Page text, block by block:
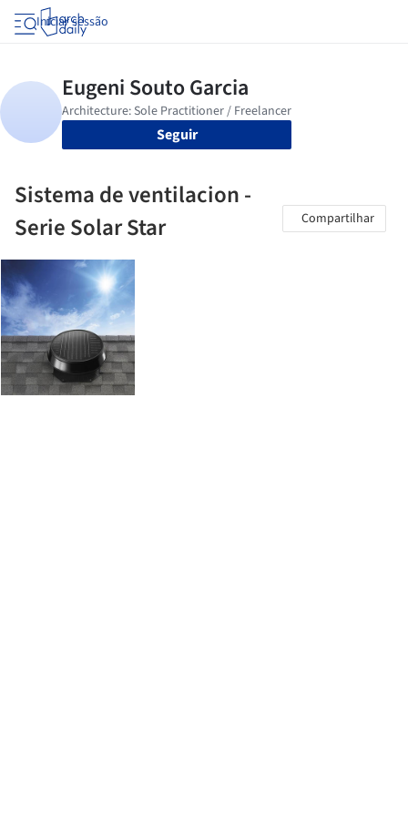
Iniciar sessão
Seguir
Sistema de ventilacion -
Serie Solar Star
Compartilhar